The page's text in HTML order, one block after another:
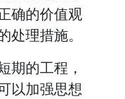
确的价值观
处理措施。
期的工程，
以加强思想